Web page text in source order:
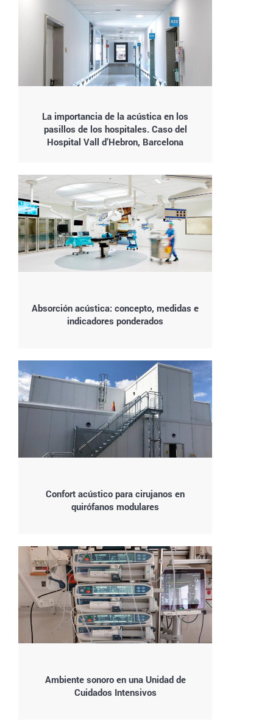
La importancia de la acústica en los
pasillos de los hospitales. Caso del
Hospital Vall d’Hebron, Barcelona
Absorción acústica: concepto, medidas e
indicadores ponderados
Confort acústico para cirujanos en
quirófanos modulares
Ambiente sonoro en una Unidad de
Cuidados Intensivos